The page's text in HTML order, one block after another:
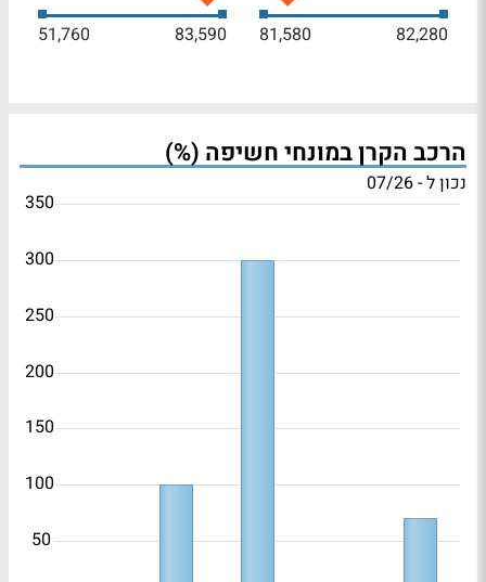
82,280
81,580
83,590
51,760
הרכב הקרן במונחי חשיפה (%)
נכון ל - 07/26
50
100
150
200
250
300
350